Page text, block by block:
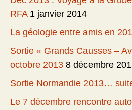
RFA 1 janvier 2014
La géologie entre amis en
Sortie « Grands Causses –
octobre 2013 8 décembre
Sortie Normandie 2013…
Le 7 décembre rencontre